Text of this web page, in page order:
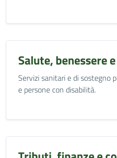
Salute, benessere
Servizi sanitari e di sostegno
e persone con disabilità.